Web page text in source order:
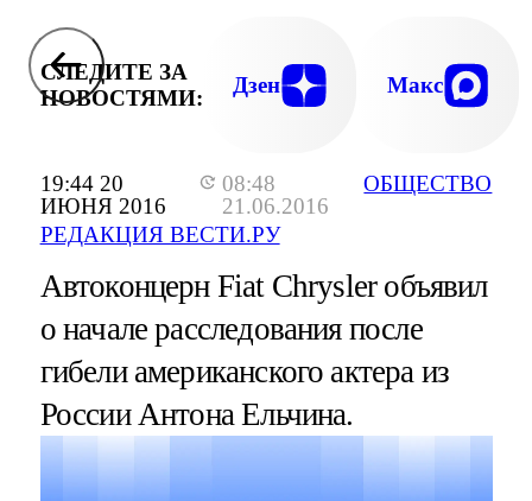
19:44 20
ИЮНЯ 2016
08:48
21.06.2016
РЕДАКЦИЯ ВЕСТИ.РУ
ОБЩЕСТВО
СЛЕДИТЕ ЗА
НОВОСТЯМИ:
Дзен Макс
Автоконцерн Fiat Chrysler объявил
о начале расследования после
гибели американского актера из
России Антона Ельчина.